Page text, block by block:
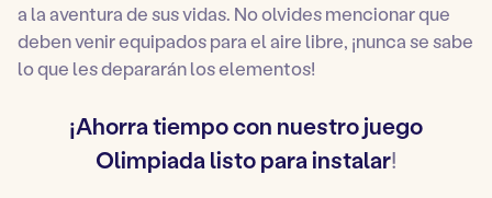
a la aventura de sus vidas. No olvides mencionar que
deben venir equipados para el aire libre, ¡nunca se sabe
lo que les depararán los elementos!
¡Ahorra tiempo con nuestro juego
Olimpiada listo para instalar!